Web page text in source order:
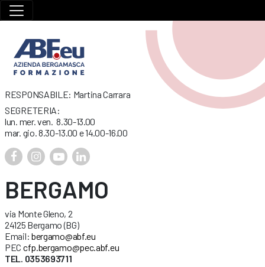
RESPONSABILE: Martina Carrara
SEGRETERIA:
lun. mer. ven. 8.30-13.00
mar. gio. 8.30-13.00 e 14.00-16.00
BERGAMO
via Monte Gleno, 2
24125 Bergamo (BG)
Email: bergamo@abf.eu
PEC cfp.bergamo@pec.abf.eu
TEL. 0353693711